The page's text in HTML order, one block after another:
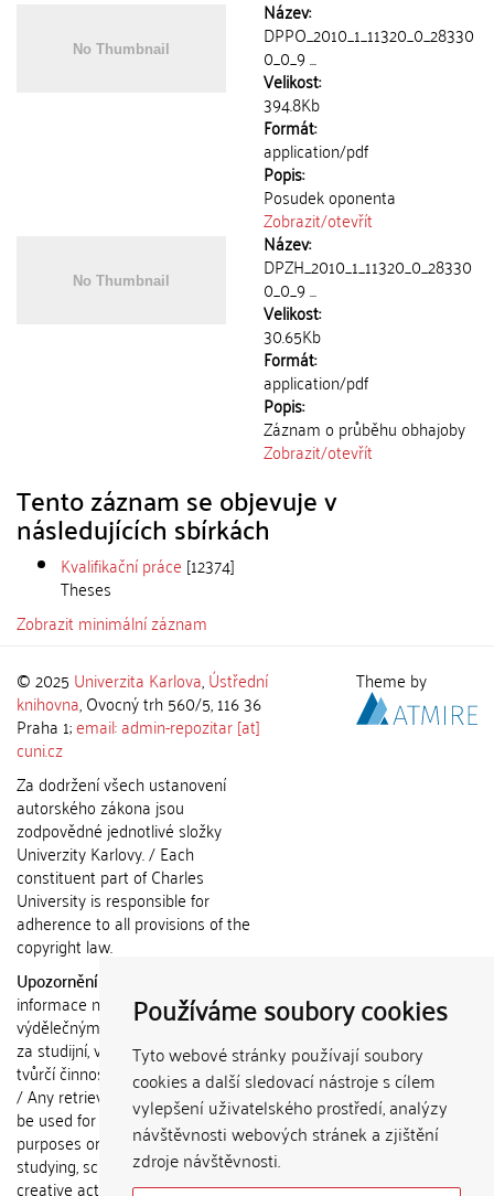
Používáme soubory cookies
Tyto webové stránky používají soubory
cookies a další sledovací nástroje s cílem
vylepšení uživatelského prostředí, analýzy
návštěvnosti webových stránek a zjištění
zdroje návštěvnosti.
Název:
DPPO_2010_1_11320_0_28330
0_0_9 ...
Velikost:
394.8Kb
Formát:
application/pdf
Popis:
Posudek oponenta
Zobrazit/otevřít
Název:
DPZH_2010_1_11320_0_28330
0_0_9 ...
Velikost:
30.65Kb
Formát:
application/pdf
Popis:
Záznam o průběhu obhajoby
Zobrazit/otevřít
Tento záznam se objevuje v
následujících sbírkách
Kvalifikační práce [12374]
Theses
Zobrazit minimální záznam
© 2025 Univerzita Karlova,Ústřední
knihovna, Ovocný trh 560/5, 116 36
Praha 1;email: admin-repozitar [at]
cuni.cz
Za dodržení všech ustanovení
autorského zákona jsou
zodpovědné jednotlivé složky
Univerzity Karlovy. / Each
constituent part of Charles
University is responsible for
adherence to all provisions of the
copyright law.
Upozornění / Notice:
informace nemohou být použity k
výdělečným účelům nebo vydávány
za studijní, vědeckou nebo jinou
tvůrčí činnost jiné osoby než autora.
/ Any retrieved information shall not
be used for any commercial
purposes or claimed as results of
studying, scientific or any other
creative activities of any person
Theme by